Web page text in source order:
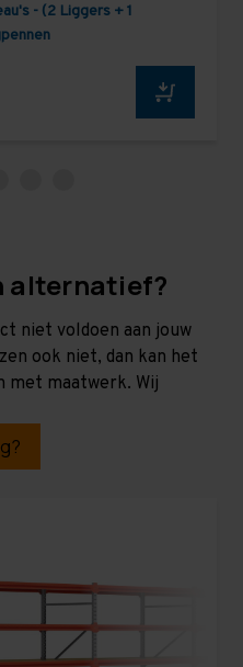
- (2 Liggers + 1
alternatief?
niet voldoen aan jouw
ook niet, dan kan het
met maatwerk. Wij